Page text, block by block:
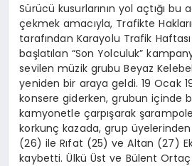
Sürücü kusurlarının yol açtığı bu
çekmek amacıyla, Trafikte
tarafından Karayolu Trafik
başlatılan “Son Yolculuk”
sevilen müzik grubu Beyaz
yeniden bir araya geldi. 19 Ocak
konsere giderken, grubun içinde
kamyonetle çarpışarak
korkunç kazada, grup
(26) ile Rıfat (25) ve Altan (27)
kaybetti. Ülkü Üst ve Bülent Ortaç